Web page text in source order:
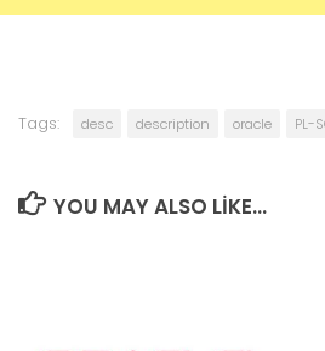
Tags: desc description oracle PL-
YOU MAY ALSO LIKE...